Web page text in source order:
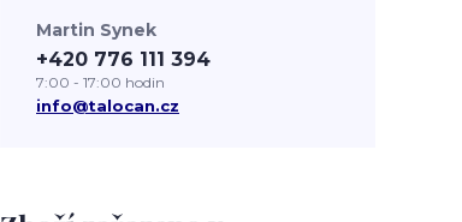
Martin Synek
+420 776 111 394
7:00 - 17:00 hodin
info@talocan.cz